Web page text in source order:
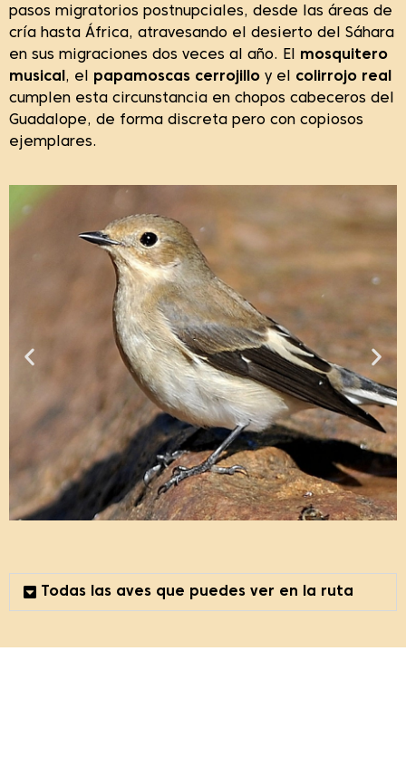
pasos migratorios postnupciales, desde las áreas de
cría hasta África, atravesando el desierto del Sáhara
en sus migraciones dos veces al año. El
mosquitero
musical , el papamoscas cerrojillo y el colirrojo real
cumplen esta circunstancia en chopos cabeceros del
Guadalope, de forma discreta pero con copiosos
ejemplares.
Todas las aves que puedes ver en la ruta